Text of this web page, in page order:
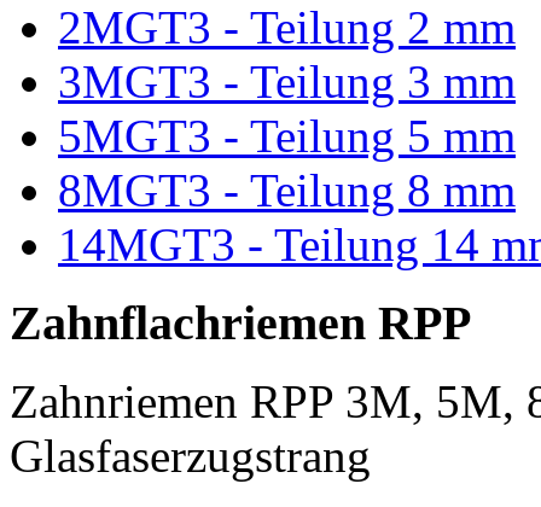
2MGT3 - Teilung 2 mm
3MGT3 - Teilung 3 mm
5MGT3 - Teilung 5 mm
8MGT3 - Teilung 8 mm
14MGT3 - Teilung 14
Zahnflachriemen RPP
Zahnriemen RPP 3M, 5M,
Glasfaserzugstrang